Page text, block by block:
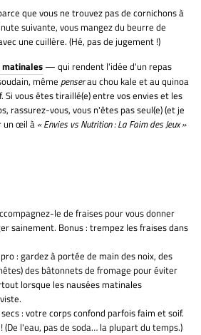
que vous ne trouvez pas de cornichons à
suivante, vous mangez du beurre de
une cuillère. (Hé, pas de jugement !)
matinales— qui rendent l'idée d'un repas
même penserau chou kale et au quinoa
Si vous êtes tiraillé(e) entre vos envies et les
rassurez-vous, vous n'êtes pas seul(e) (et je
un œil à « Envies vs Nutrition : La Faim des Jeux »
le de fraises pour vous donner
sainement. Bonus : trempez les fraises dans
: gardez à portée de main des noix, des
des bâtonnets de fromage pour éviter
lorsque les nausées matinales
: votre corps confond parfois faim et soif.
l'eau, pas de soda… la plupart du temps.)